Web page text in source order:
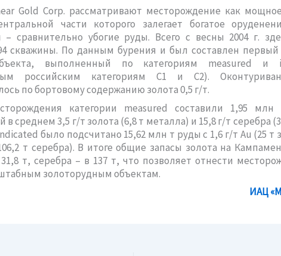
Gold Corp. рассматривают месторождение как
части которого залегает богатое
– сравнительно убогие руды. Всего с весны 2004 г.
скважины. По данным бурения и был составлен первый
выполненный по категориям measured и
российским категориям С1 и С2).
по бортовому содержанию золота 0,5 г/т.
категории measured составили 1,95
среднем 3,5 г/т золота (6,8 т металла) и 15,8 г/т серебра
было подсчитано 15,62 млн т руды с 1,6 г/т Au (25 т
т серебра). В итоге общие запасы золота на
т, серебра – в 137 т, что позволяет отнести
золоторудным объектам.
ИАЦ